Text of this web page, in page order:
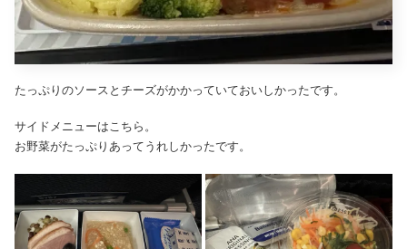
たっぷりのソースとチーズがかかっていておいしかったです。
サイドメニューはこちら。
お野菜がたっぷりあってうれしかったです。